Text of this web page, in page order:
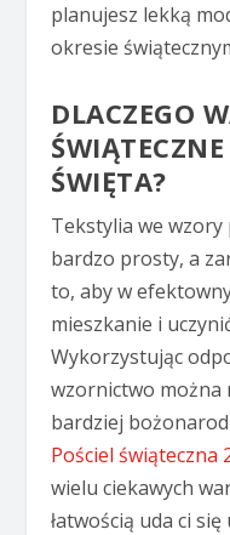
planujesz lekką
okresie
DLACZEGO
ŚWIĘTA?
Tekstylia we
bardzo prosty, a
to, aby w
mieszkanie i
Wykorzystując
wzornictwo można
bardziej
Pościel świąteczna
wielu ciekawych
łatwością uda ci